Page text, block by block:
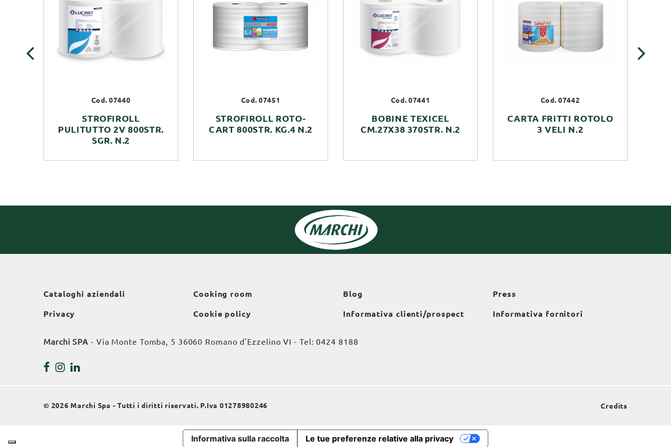
Cod. 07440
STROFIROLL
PULITUTTO 2V 800STR.
SGR. N.2
Cod. 07451
STROFIROLL ROTO-
CART 800STR. KG.4 N.2
Cod. 07441
BOBINE TEXICEL
CM.27X38 370STR. N.2
Cod. 07442
CARTA FRITTI ROTOLO
3 VELI N.2
Cataloghi aziendali
Privacy
Cooking room
Cookie policy
Blog
Informativa clienti/prospect
Press
Informativa fornitori
Marchi SPA - Via Monte Tomba, 5 36060 Romano d'Ezzelino VI - Tel:0424 8188
© 2026 Marchi Spa - Tutti i diritti riservati. P.Iva 01278980246 Credits
Informativa sulla raccolta Le tue preferenze relative alla privacy